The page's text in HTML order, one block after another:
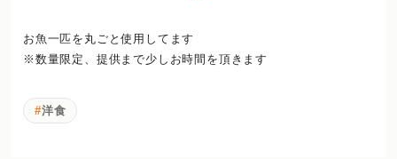
お魚一匹を丸ごと使用してます
※数量限定、提供まで少しお時間を頂きます
洋食